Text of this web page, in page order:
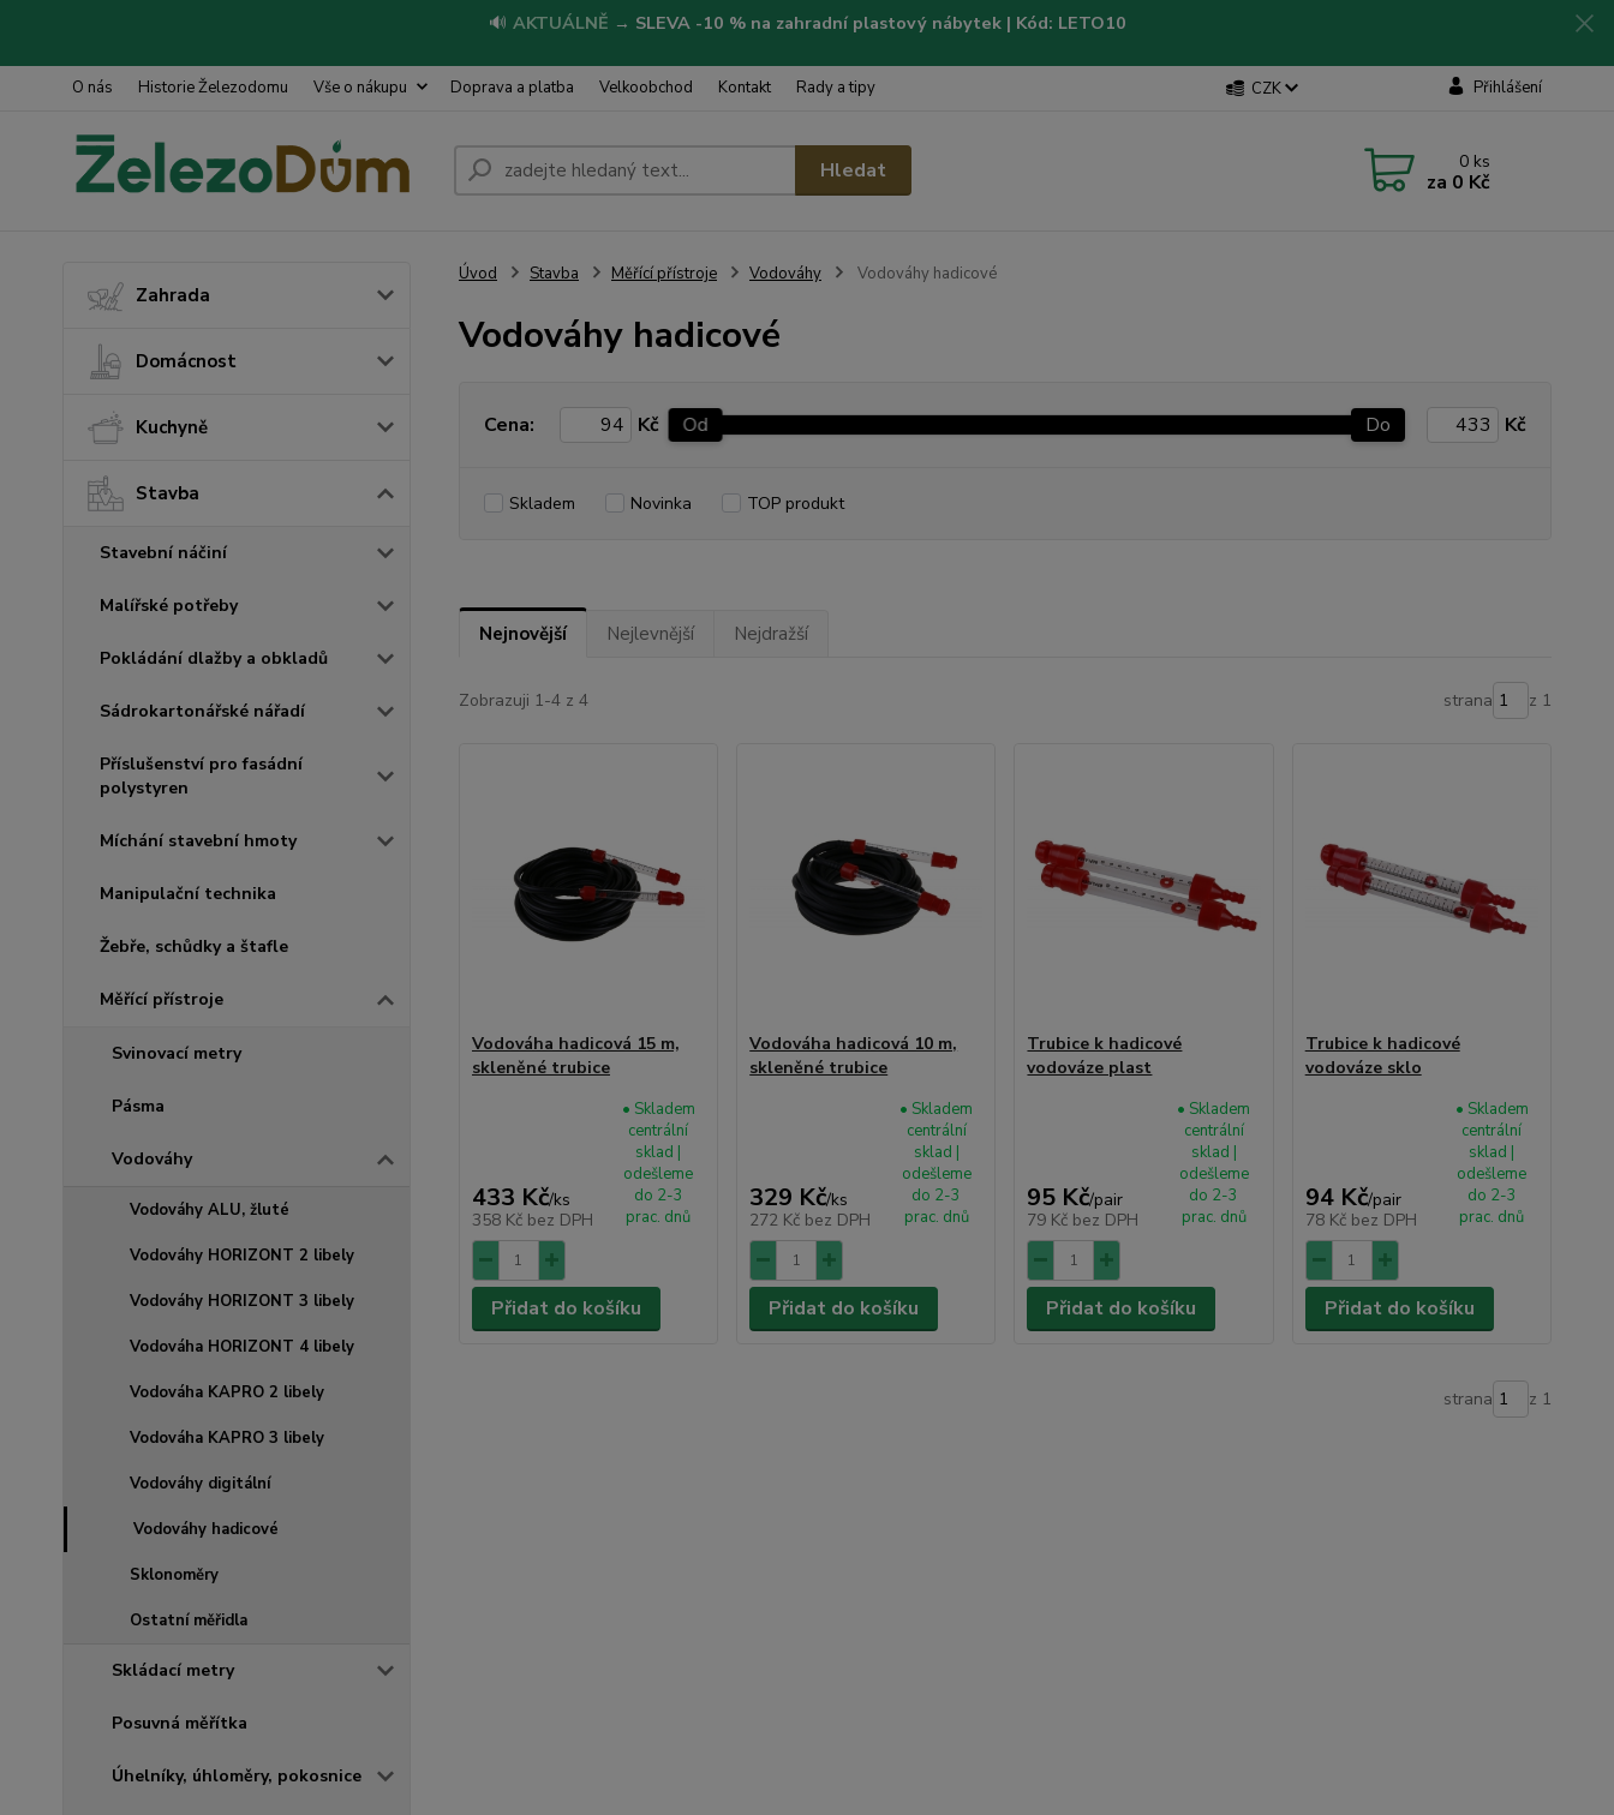
🔊 AKTUÁLNĚ → SLEVA -10 % na zahradní plastový nábytek | Kód: LETO10
O nás Historie Železodomu Vše o nákupu Doprava a platba Velkoobchod Kontakt Rady a tipy CZK Přihlášení
Hledat 0 ks
za 0 Kč
Zahrada
Domácnost
Kuchyně
Stavba
Stavební náčiní
Malířské potřeby
Pokládání dlažby a obkladů
Sádrokartonářské nářadí
Příslušenství pro fasádní
polystyren
Míchání stavební hmoty
Manipulační technika
Žebře, schůdky a štafle
Měřící přístroje
Svinovací metry
Pásma
Vodováhy
Vodováhy ALU, žluté
Vodováhy HORIZONT 2 libely
Vodováhy HORIZONT 3 libely
Vodováha HORIZONT 4 libely
Vodováha KAPRO 2 libely
Vodováha KAPRO 3 libely
Vodováhy digitální
Vodováhy hadicové
Sklonoměry
Ostatní měřidla
Skládací metry
Posuvná měřítka
Úhelníky, úhloměry, pokosnice
Úvod Stavba Měřící přístroje Vodováhy Vodováhy hadicové
Vodováhy hadicové
Cena: Kč Od Do Kč
Skladem Novinka TOP produkt
Nejnovější Nejlevnější Nejdražší
Zobrazuji 1-4 z 4 strana z 1
Vodováha hadicová 15 m,
skleněné trubice
433 Kč/ks
358 Kč bez DPH
• Skladem
centrální
sklad |
odešleme
do 2-3
prac. dnů
Přidat do košíku
Vodováha hadicová 10 m,
skleněné trubice
329 Kč/ks
272 Kč bez DPH
• Skladem
centrální
sklad |
odešleme
do 2-3
prac. dnů
Přidat do košíku
Trubice k hadicové
vodováze plast
95 Kč/pair
79 Kč bez DPH
• Skladem
centrální
sklad |
odešleme
do 2-3
prac. dnů
Přidat do košíku
Trubice k hadicové
vodováze sklo
94 Kč/pair
78 Kč bez DPH
• Skladem
centrální
sklad |
odešleme
do 2-3
prac. dnů
Přidat do košíku
strana z 1